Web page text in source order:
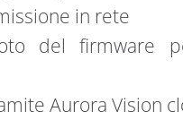
in rete
del firmware
Aurora Vision